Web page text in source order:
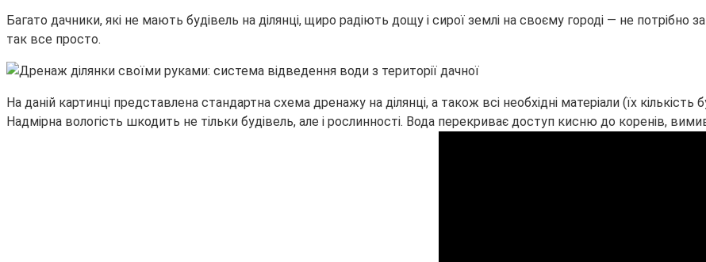
Багато дачники, які не мають будівель на ділянці, щиро радіють дощу і сирої землі на своєму городі — не потрібно
так все просто.
На даній картинці представлена стандартна схема дренажу на ділянці, а також всі необхідні матеріали (їх
Надмірна вологість шкодить не тільки будівель, але і рослинності. Вода перекриває доступ кисню до коренів,